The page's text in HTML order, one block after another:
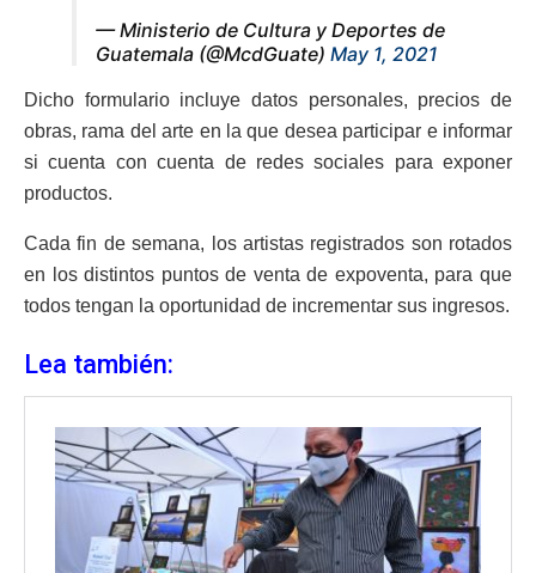
— Ministerio de Cultura y Deportes de
Guatemala (@McdGuate) May 1, 2021
Dicho formulario incluye datos personales, precios de
obras, rama del arte en la que desea participar e informar
si cuenta con cuenta de redes sociales para exponer
productos.
Cada fin de semana, los artistas registrados son rotados
en los distintos puntos de venta de expoventa, para que
todos tengan la oportunidad de incrementar sus ingresos.
Lea también: